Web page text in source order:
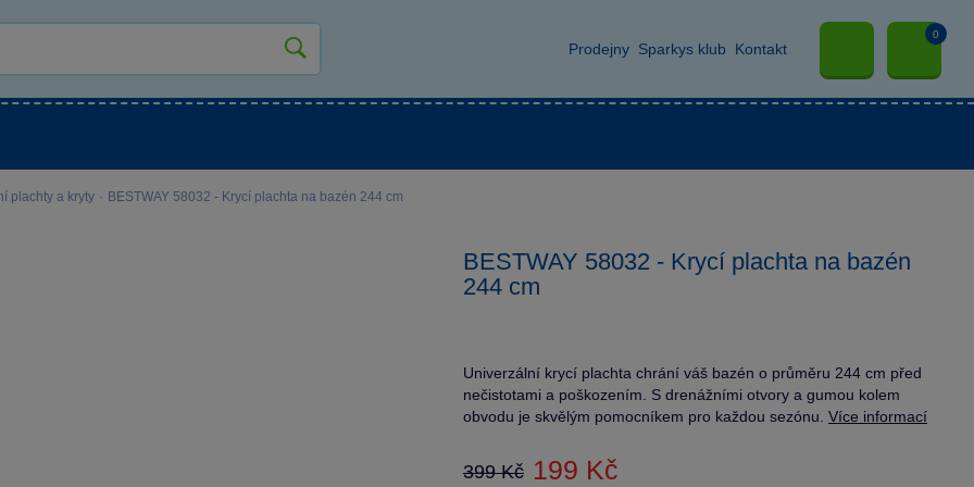
Prodejny Sparkys klub Kontakt
0
plachty a kryty · BESTWAY 58032 - Krycí plachta na bazén 244 cm
BESTWAY 58032 - Krycí plachta na bazén
244 cm
Univerzální krycí plachta chrání váš bazén o průměru 244 cm před
nečistotami a poškozením. S drenážními otvory a gumou kolem
obvodu je skvělým pomocníkem pro každou sezónu. Více informací
399 Kč 199 Kč